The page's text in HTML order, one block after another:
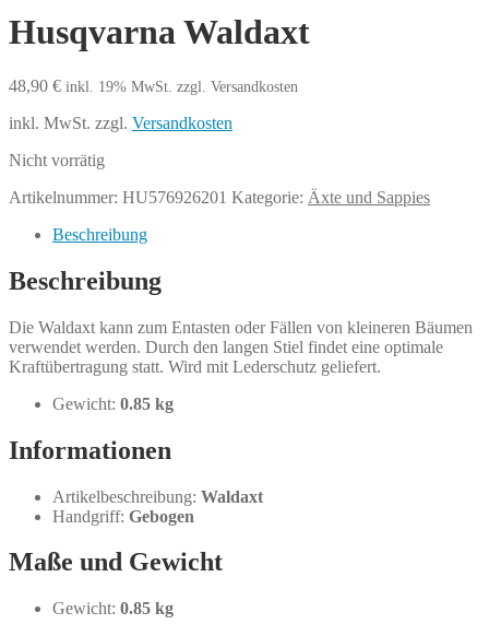
Husqvarna Waldaxt
48,90 € inkl. 19% MwSt. zzgl. Versandkosten
inkl. MwSt. zzgl. Versandkosten
Nicht vorrätig
Artikelnummer: HU576926201 Kategorie: Äxte und Sappies
Beschreibung
Beschreibung
Die Waldaxt kann zum Entasten oder Fällen von kleineren Bäumen
verwendet werden. Durch den langen Stiel findet eine optimale
Kraftübertragung statt. Wird mit Lederschutz geliefert.
Gewicht: 0.85 kg
Informationen
Artikelbeschreibung: Waldaxt
Handgriff: Gebogen
Maße und Gewicht
Gewicht: 0.85 kg